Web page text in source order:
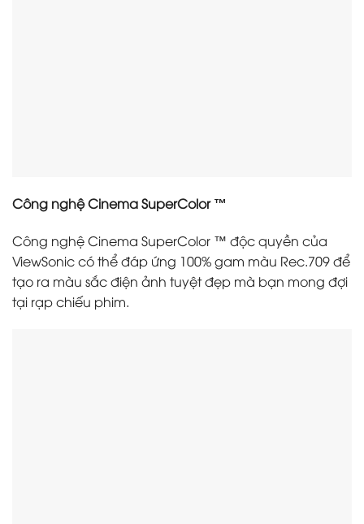
Công nghệ Cinema SuperColor ™
Công nghệ Cinema SuperColor ™ độc quyền của
ViewSonic có thể đáp ứng 100% gam màu Rec.709 để
tạo ra màu sắc điện ảnh tuyệt đẹp mà bạn mong đợi
tại rạp chiếu phim.